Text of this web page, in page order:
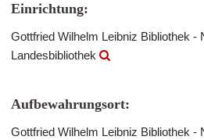
Einrichtung:
Gottfried Wilhelm Leibniz Bibliothek -
Landesbibliothek
Aufbewahrungsort:
Gottfried Wilhelm Leibniz Bibliothek -